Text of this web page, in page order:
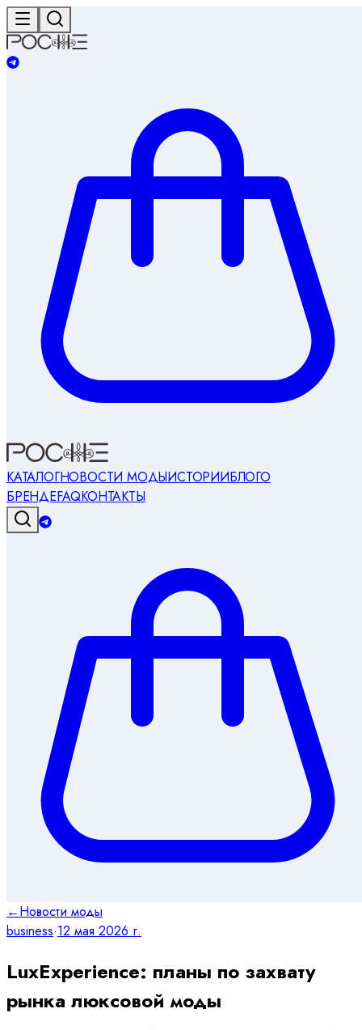
КАТАЛОГНОВОСТИ МОДЫИСТОРИИБЛОГО
БРЕНДЕFAQКОНТАКТЫ
←Новости моды
business·12 мая 2026 г.
LuxExperience: планы по захвату
рынка люксовой моды